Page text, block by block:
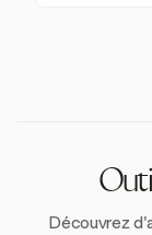
Découvrez